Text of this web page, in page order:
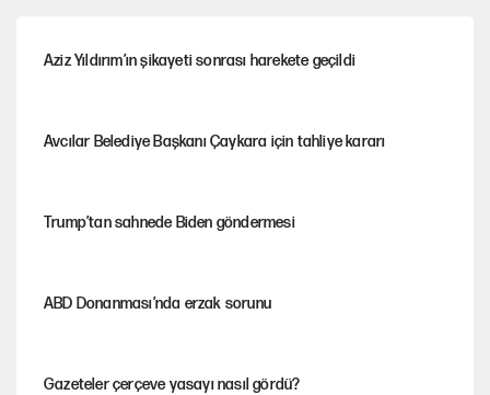
Aziz Yıldırım’ın şikayeti sonrası harekete geçildi
Avcılar Belediye Başkanı Çaykara için tahliye kararı
Trump’tan sahnede Biden göndermesi
ABD Donanması’nda erzak sorunu
Gazeteler çerçeve yasayı nasıl gördü?